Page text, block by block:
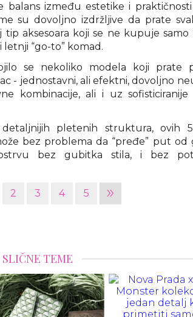
balans između estetike i
su dovoljno izdržljive da prate
aksesoara koji se ne kupuje samo
letnji “go-to” komad.
se nekoliko modela koji prate
- jednostavni, ali efektni, dovoljno
kombinacije, ali i uz sofisticiranije
pletenih struktura, ovih
bez problema da “pređe” put od
bez gubitka stila, i bez
2 3 4 5 »
SLIČNE TEME